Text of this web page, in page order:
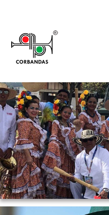
Galery_ayer_hoy_2
WP-Admin